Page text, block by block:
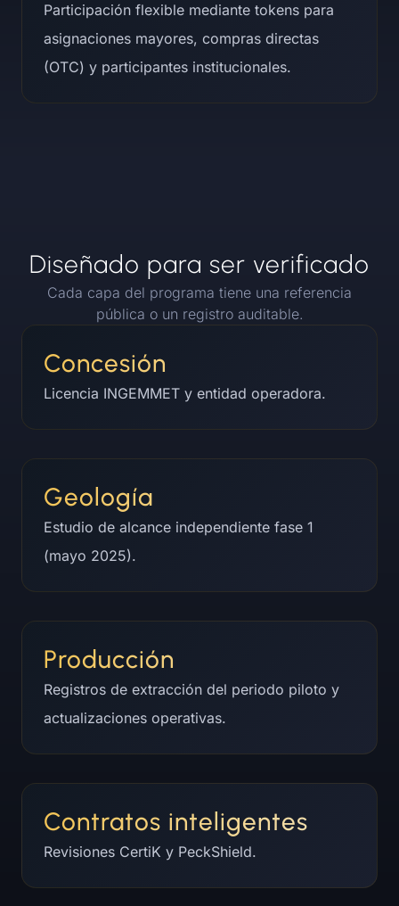
Participación flexible mediante tokens para
asignaciones mayores, compras directas
(OTC) y participantes institucionales.
Diseñado para ser verificado
Cada capa del programa tiene una referencia
pública o un registro auditable.
Concesión
Licencia INGEMMET y entidad operadora.
Geología
Estudio de alcance independiente fase 1
(mayo 2025).
Producción
Registros de extracción del periodo piloto y
actualizaciones operativas.
Contratos inteligentes
Revisiones CertiK y PeckShield.